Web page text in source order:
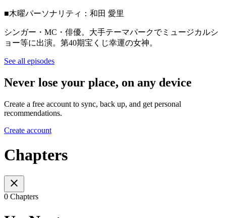
■木曜パーソナリティ：和田 愛里
シンガー・MC・俳優。大手テーマパークでミュージカルシ
ョー等に出演。第40期宝くじ幸運の女神。
See all episodes
Never lose your place, on any device
Create a free account to sync, back up, and get personal
recommendations.
Create account
Chapters
0 Chapters